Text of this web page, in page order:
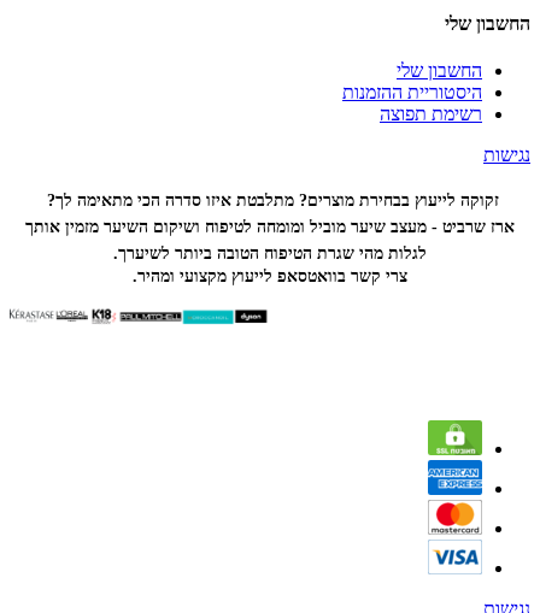
החשבון שלי
החשבון שלי
היסטוריית ההזמנות
רשימת תפוצה
נגישות
זקוקה לייעוץ בבחירת מוצרים? מתלבטת איזו סדרה הכימתאימה לך?
ארז שרביט - מעצב שיער מוביל ומומחה לטיפוח ושיקום השיער מזמין אותך
לגלות מהי שגרת הטיפוח הטובה ביותר לשיערך.
צרי קשר בוואטסאפ לייעוץ מקצועי ומהיר.
נגישות